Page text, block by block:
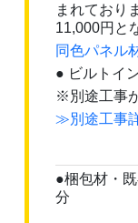
まれており
11,000円と
同色パネル
● ビルトイ
※別途工事
≫別途工事
●梱包材・
分